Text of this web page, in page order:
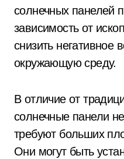
солнечных панелей
зависимость от
снизить негативное
окружающую среду.
В отличие от
солнечные панели
требуют больших
Они могут быть